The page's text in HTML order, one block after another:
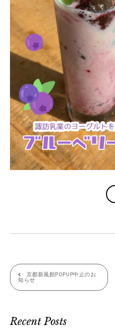
投
稿
ビ
京都新風館POPUP中止のお
知らせ
Recent Posts